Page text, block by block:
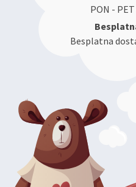
PON -
Besplatna